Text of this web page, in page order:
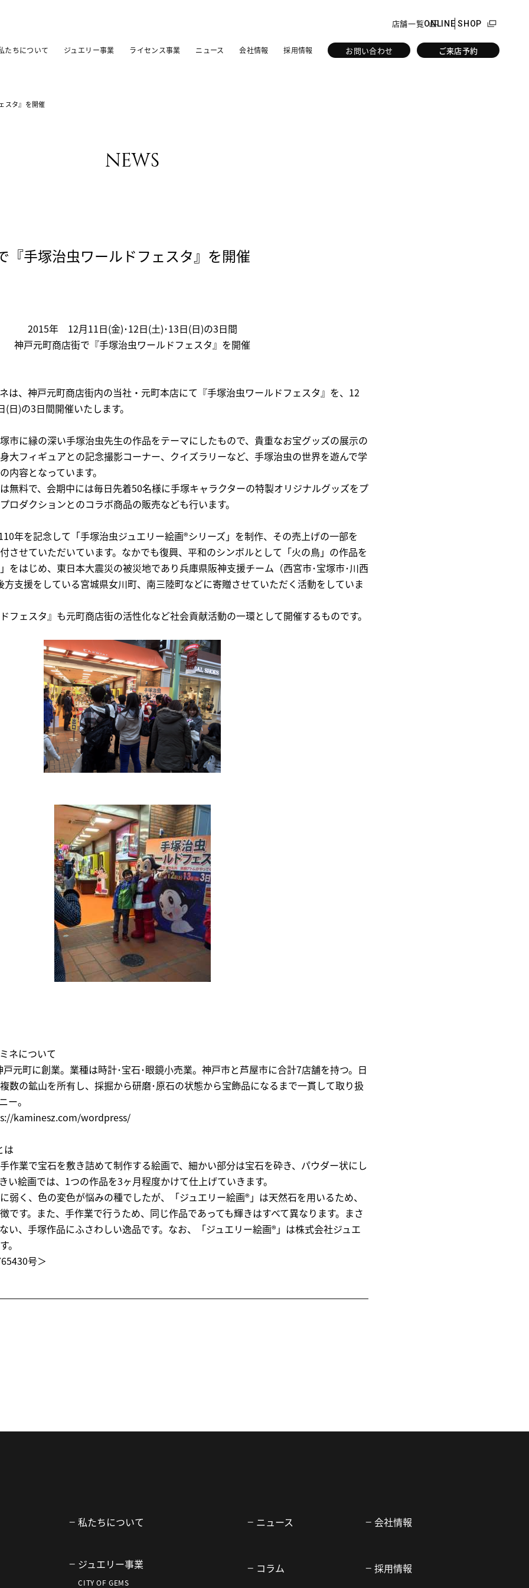
店舗一覧ONLINE SHOP
たちについて ジュエリー事業 ライセンス事業 ニュース 会社情報 採用情報 お問い合わせ ご来店予約
スタ』を開催
news
『手塚治虫ワールドフェスタ』を開催
2015年 12月11日(金)･12日(土)･13日(日)の3日間
神戸元町商店街で『手塚治虫ワールドフェスタ』を開催
は、神戸元町商店街内の当社・元町本店にて『手塚治虫ワールドフェスタ』を、12
日)の3日間開催いたします。
市に縁の深い手塚治虫先生の作品をテーマにしたもので、貴重なお宝グッズの展示の
大フィギュアとの記念撮影コーナー、クイズラリーなど、手塚治虫の世界を遊んで学
内容となっています。
無料で、会期中には毎日先着50名様に手塚キャラクターの特製オリジナルグッズをプ
ロダクションとのコラボ商品の販売なども行います。
年を記念して「手塚治虫ジュエリー絵画®シリーズ」を制作、その売上げの一部を
させていただいています。なかでも復興、平和のシンボルとして「火の鳥」の作品を
をはじめ、東日本大震災の被災地であり兵庫県阪神支援チーム（西宮市･宝塚市･川西
支援をしている宮城県女川町、南三陸町などに寄贈させていただく活動をしていま
フェスタ』も元町商店街の活性化など社会貢献活動の一環として開催するものです。
ネについて
元町に創業。業種は時計･宝石･眼鏡小売業。神戸市と芦屋市に合計7店舗を持つ。日
数の鉱山を所有し、採掘から研磨･原石の状態から宝飾品になるまで一貫して取り扱
ー。
kaminesz.com/wordpress/
は
作業で宝石を敷き詰めて制作する絵画で、細かい部分は宝石を砕き、パウダー状にし
い絵画では、1つの作品を3ヶ月程度かけて仕上げていきます。
弱く、色の変色が悩みの種でしたが、「ジュエリー絵画®」は天然石を用いるため、
です。また、手作業で行うため、同じ作品であっても輝きはすべて異なります。まさ
い、手塚作品にふさわしい逸品です。なお、「ジュエリー絵画®」は株式会社ジュエ
。
号＞
私たちについて
ジュエリー事業
CITY OF GEMS
ニュース
コラム
会社情報
採用情報